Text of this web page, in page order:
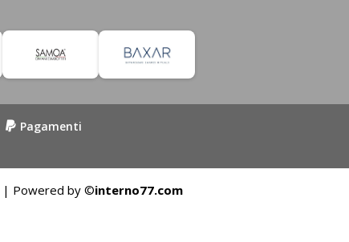
Pagamenti
| Powered by ©interno77.com